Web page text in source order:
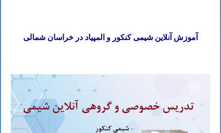
آموزش آنلاین شیمی کنکور و المپیاد در خراسان شمالی